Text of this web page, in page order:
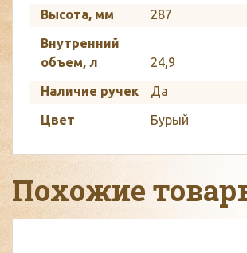
Высота, мм
287
Внутренний
объем, л
24,9
Наличие ручек
Да
Цвет
Бурый
Похожие